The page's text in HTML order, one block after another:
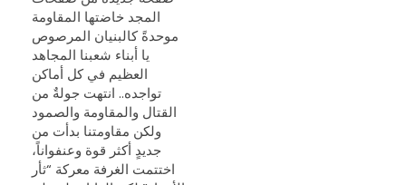
المجد خاضتها المقاومة
موحدةً كالبنيان المرصوص
يا أبناء شعبنا المجاهد
العظيم في كل أماكن
تواجده.. انتهت جولةٌ من
القتال والمقاومة والصمود
ولكن مقاومتنا بدأت من
جديدٍ أكثر قوة وعنفواناً،
اختتمت الغرفة معركة “ثأر